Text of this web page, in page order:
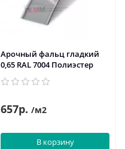
Арочный фальц гладкий
0,65 RAL 7004 Полиэстер
657р. /м2
В корзину